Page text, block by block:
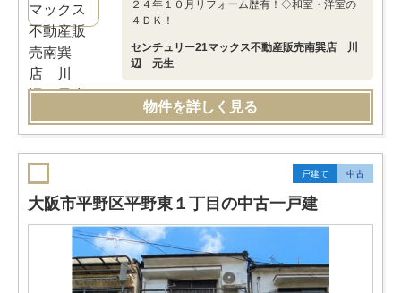
２４年１０月リフォーム歴有！◇和室・洋室の
４ＤＫ！
センチュリー21マックス不動産販売南巽店 川
辺 元生
物件を詳しく見る
戸建て 中古
大阪市平野区平野東１丁目の中古一戸建